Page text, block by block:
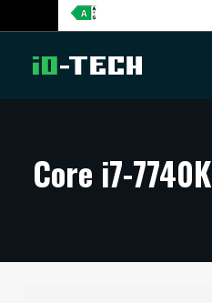
ARTIKKELIT
TECHBBS
Core i7-7740K